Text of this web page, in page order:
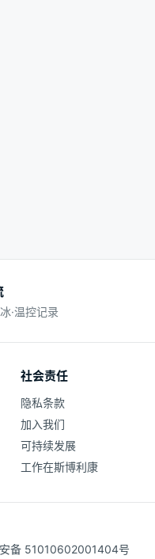
·温控记录
社会责任
隐私条款
加入我们
可持续发展
工作在斯博利康
备 51010602001404号